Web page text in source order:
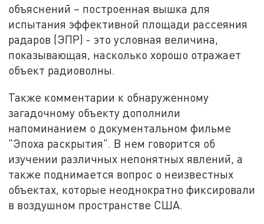
объяснений – построенная вышка для
испытания эффективной площади рассеяния
радаров (ЭПР) - это условная величина,
показывающая, насколько хорошо отражает
объект радиоволны.
Также комментарии к обнаруженному
загадочному объекту дополнили
напоминанием о документальном фильме
"Эпоха раскрытия". В нем говорится об
изучении различных непонятных явлений, а
также поднимается вопрос о неизвестных
объектах, которые неоднократно фиксировали
в воздушном пространстве США.